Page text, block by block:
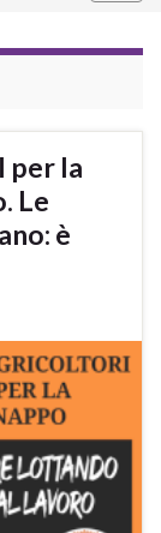
per la
Le
è